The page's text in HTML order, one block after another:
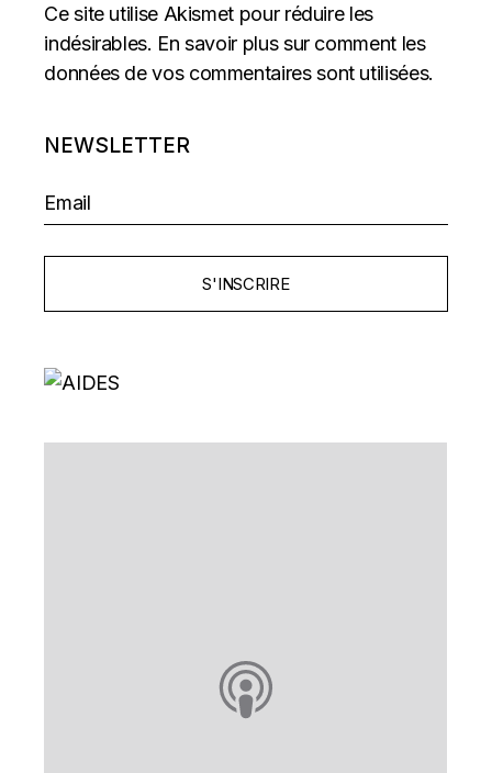
Ce site utilise Akismet pour réduire les
indésirables. En savoir plus sur comment les
données de vos commentaires sont utilisées.
NEWSLETTER
S'INSCRIRE